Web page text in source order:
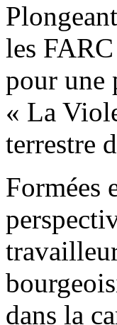
les
pour une
« La
terrestre
Formées
dans la